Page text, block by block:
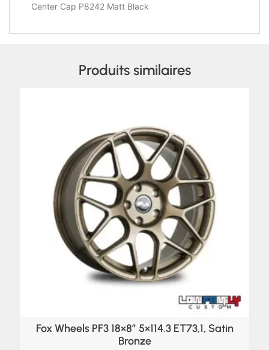
Center Cap P8242 Matt Black
Produits similaires
Fox Wheels PF3 18×8″ 5×114.3 ET73,1, Satin
Bronze